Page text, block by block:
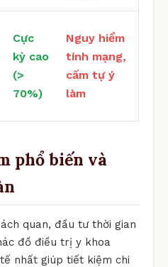
Cực
kỳ cao
(>
70%)
Nguy hiểm
tính mạng,
cấm tự ý
làm
phổ biến và
quan, đầu tư thời gian
đồ điều trị y khoa
nhất giúp tiết kiệm chi